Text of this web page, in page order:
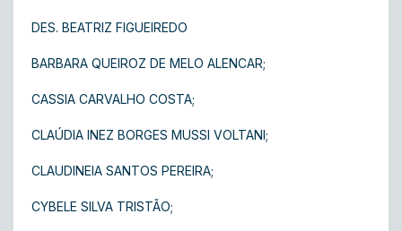
DES. BEATRIZ FIGUEIREDO
BARBARA QUEIROZ DE MELO ALENCAR;
CASSIA CARVALHO COSTA;
CLAÚDIA INEZ BORGES MUSSI VOLTANI;
CLAUDINEIA SANTOS PEREIRA ;
CYBELE SILVA TRISTÃO;